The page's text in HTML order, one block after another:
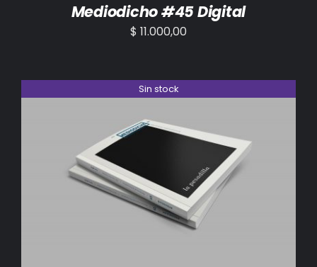
Mediodicho #45 Digital
$ 11.000,00
Sin stock
DETALLES